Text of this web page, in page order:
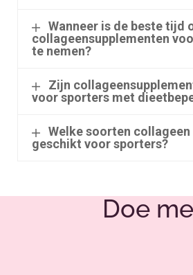
Wanneer is de beste tijd
collageensupplementen
te nemen?
Zijn
voor sporters met
Welke soorten
geschikt voor sporters?
Doe